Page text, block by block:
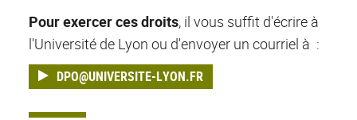
Pour exercer ces droits, il vous suffit d'écrire à
l'Université de Lyon ou d'envoyer un courriel à :
DPO@UNIVERSITE-LYON.FR